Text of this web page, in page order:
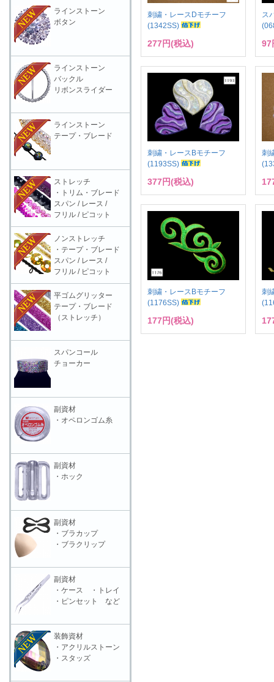
刺繍・レースDモチーフ
(1342SS)
277円(税込)
ス
97
刺繍・レースBモチーフ
(1193SS)
377円(税込)
刺
刺繍・レースBモチーフ
(1176SS)
177円(税込)
刺
ラインストーン
ボタン
ラインストーン
バックル
リボンスライダー
ラインストーン
テープ・ブレード
ストレッチ
・トリム・ブレード
スパン / レース /
フリル / ピコット
ノンストレッチ
・テープ・ブレード
スパン / レース /
フリル / ピコット
平ゴムグリッター
テープ・ブレード
（ストレッチ）
スパンコール
チョーカー
副資材
・オペロンゴム糸
副資材
・ホック
副資材
・ブラカップ
・ブラクリップ
副資材
・ケース ・トレイ
・ピンセット など
装飾資材
・アクリルストーン
・スタッズ